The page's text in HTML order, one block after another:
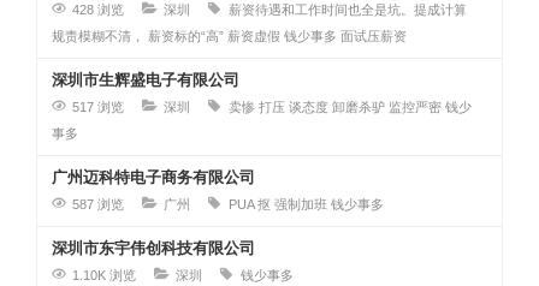
428 浏览 深圳
薪资待遇和工作时间也全是坑。提成计算
规责模糊不清，
薪资标的“高” 薪资虚假 钱少事多 面试压薪资
深圳市生辉盛电子有限公司
517 浏览 深圳 卖惨 打压 谈态度 卸磨杀驴 监控严密 钱少
事多
广州迈科特电子商务有限公司
587 浏览 广州 PUA 抠 强制加班 钱少事多
深圳市东宇伟创科技有限公司
1.10K 浏览 深圳 钱少事多